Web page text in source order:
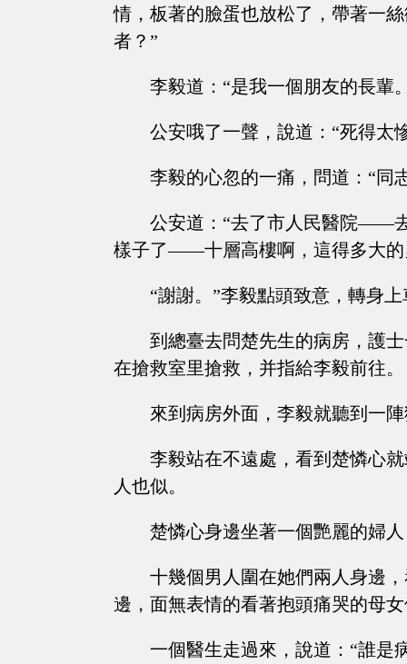
情，板著的臉蛋也放松了，帶著一
者？”
李毅道：“是我一個朋友的長輩
公安哦了一聲，說道：“死得太
李毅的心忽的一痛，問道：“同
公安道：“去了市人民醫院——
樣子了——十層高樓啊，這得多大的
“謝謝。”李毅點頭致意，轉身
到總臺去問楚先生的病房，護
在搶救室里搶救，并指給李毅前往。
來到病房外面，李毅就聽到一
李毅站在不遠處，看到楚憐心
人也似。
楚憐心身邊坐著一個艷麗的婦
十幾個男人圍在她們兩人身邊
邊，面無表情的看著抱頭痛哭的母
一個醫生走過來，說道：“誰是